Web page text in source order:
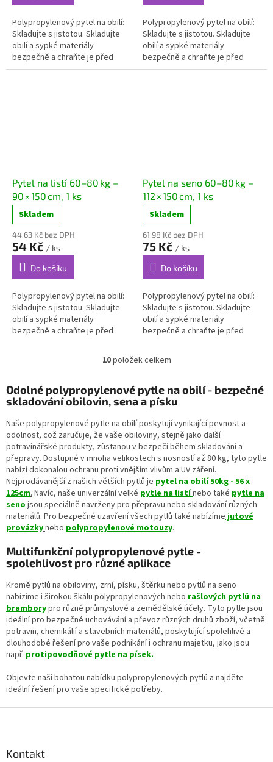
Polypropylenový pytel na obilí:
Skladujte s jistotou. Skladujte
obilí a sypké materiály
bezpečně a chraňte je před
škůdci. Naše...
Polypropylenový pytel na obilí:
Skladujte s jistotou. Skladujte
obilí a sypké materiály
bezpečně a chraňte je před
škůdci. Naše...
Pytel na listí 60–80 kg –
90 × 150 cm, 1 ks
Skladem
44,63 Kč bez DPH
54 Kč / ks
Do košíku
Polypropylenový pytel na obilí:
Skladujte s jistotou. Skladujte
obilí a sypké materiály
bezpečně a chraňte je před
Pytel na seno 60–80 kg –
112 × 150 cm, 1 ks
Skladem
61,98 Kč bez DPH
75 Kč / ks
Do košíku
Polypropylenový pytel na obilí:
Skladujte s jistotou. Skladujte
obilí a sypké materiály
bezpečně a chraňte je před
O
l
á
a
c
í
p
r
v
k
y
v
ý
i
s
u
10položek celkem
Odolné polypropylenové pytle na obilí - bezpečné
skladování obilovin, sena a písku
Naše polypropylenové pytle na obilí poskytují vynikající pevnost a
odolnost, což zaručuje, že vaše obiloviny, stejně jako další
potravinářské produkty, zůstanou v bezpečí během skladování a
přepravy. Dostupné v mnoha velikostech s nosností až 80 kg, tyto pytle
nabízí dokonalou ochranu proti vnějším vlivům a UV záření.
Nejprodávanější z našich větších pytlů je pytel na obilí 50kg - 56 x
125cm.Navíc, naše univerzální velké pytle na listínebo také pytle na
senojsou speciálně navrženy pro přepravu nebo skladování různých
materiálů. Pro bezpečné uzavření všech pytlů také nabízímejutové
provázkynebo polypropylenové motouzy.
Multifunkční polypropylenové pytle -
spolehlivost pro různé aplikace
Kromě pytlů na obiloviny, zrní, písku, štěrku nebo pytlů na seno
nabízíme i širokou škálu polypropylenových nebo rašlových pytlů na
bramborypro různé průmyslové a zemědělské účely. Tyto pytle jsou
ideální pro bezpečné uchovávání a převoz různých druhů zboží, včetně
potravin, chemikálií a stavebních materiálů, poskytující spolehlivé a
dlouhodobé řešení pro vaše podnikání i ochranu majetku, jako jsou
např. protipovodňové pytle na písek.
Objevte naši bohatou nabídku polypropylenových pytlů a najděte
ideální řešení pro vaše specifické potřeby.
Kontakt